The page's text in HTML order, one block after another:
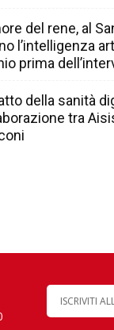
del rene, al
l’intelligenza
prima
della sanità
tra
ISCRIVITI